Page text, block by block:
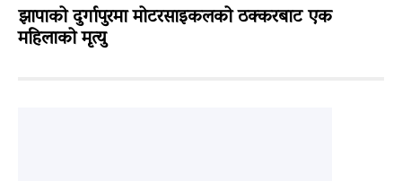
झापाको दुर्गापुरमा मोटरसाइकलको ठक्करबाट एक
महिलाको मृत्यु